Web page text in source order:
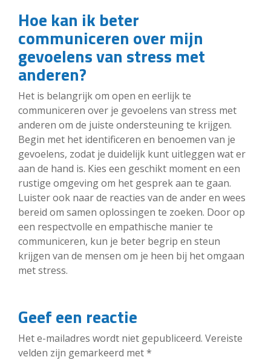
Hoe kan ik beter
communiceren over mijn
gevoelens van stress met
anderen?
Het is belangrijk om open en eerlijk te
communiceren over je gevoelens van stress met
anderen om de juiste ondersteuning te krijgen.
Begin met het identificeren en benoemen van je
gevoelens, zodat je duidelijk kunt uitleggen wat er
aan de hand is. Kies een geschikt moment en een
rustige omgeving om het gesprek aan te gaan.
Luister ook naar de reacties van de ander en wees
bereid om samen oplossingen te zoeken. Door op
een respectvolle en empathische manier te
communiceren, kun je beter begrip en steun
krijgen van de mensen om je heen bij het omgaan
met stress.
Geef een reactie
Het e-mailadres wordt niet gepubliceerd. Vereiste
velden zijn gemarkeerd met*